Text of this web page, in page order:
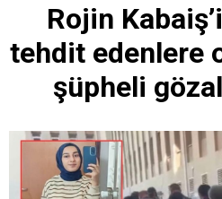
Rojin
tehdit edenlere
şüpheli